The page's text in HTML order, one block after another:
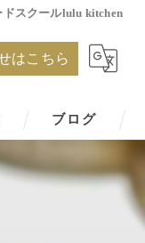
スクールlulu kitchen
はこちら
ブログ